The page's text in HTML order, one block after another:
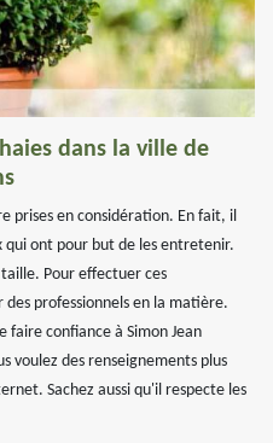
dans la ville de
prises en considération. En fait, il
qui ont pour but de les entretenir.
Pour effectuer ces
professionnels en la matière.
faire confiance à Simon Jean
voulez des renseignements plus
Sachez aussi qu'il respecte les